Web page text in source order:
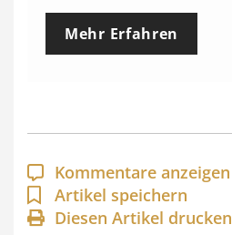
e
p
a
n
n
Mehr Erfahren
Kommentare anzeigen
Artikel speichern
Diesen Artikel drucken